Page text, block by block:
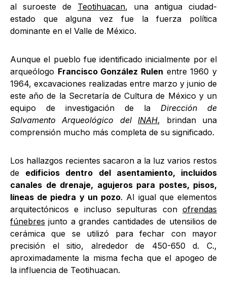
al suroeste de Teotihuacan, una antigua ciudad-
estado que alguna vez fue la fuerza política
dominante en el Valle de México.
Aunque el pueblo fue identificado inicialmente por el
arqueólogo Francisco González Rulen entre 1960 y
1964, excavaciones realizadas entre marzo y junio de
este año de la Secretaría de Cultura de México y un
equipo de investigación de la Dirección de
Salvamento Arqueológico delINAH, brindan una
comprensión mucho más completa de su significado.
Los hallazgos recientes sacaron a la luz varios restos
de edificios dentro del asentamiento, incluidos
canales de drenaje, agujeros para postes, pisos,
líneas de piedra y un pozo. Al igual que elementos
arquitectónicos e incluso sepulturas con ofrendas
fúnebres junto a grandes cantidades de utensilios de
cerámica que se utilizó para fechar con mayor
precisión el sitio, alrededor de 450-650 d. C.,
aproximadamente la misma fecha que el apogeo de
la influencia de Teotihuacan.